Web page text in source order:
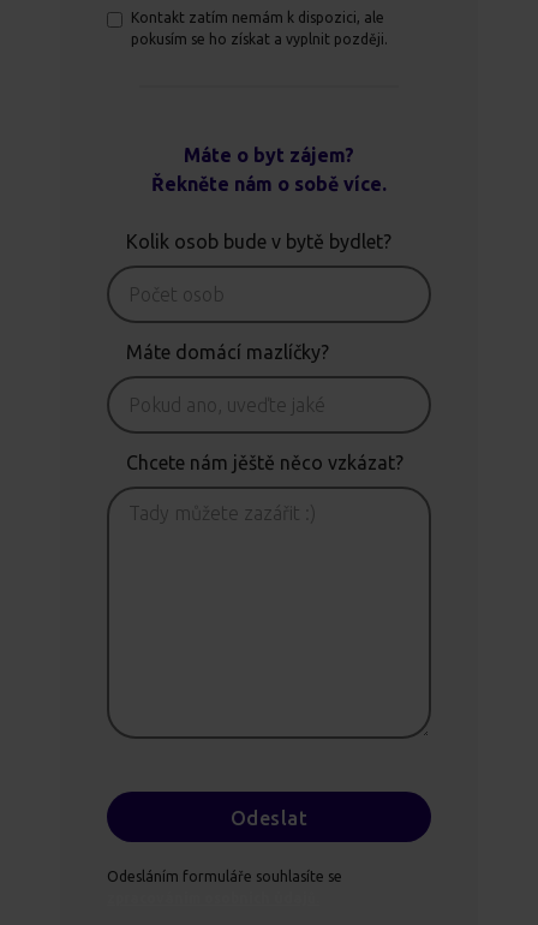
Kontakt zatím nemám k dispozici, ale
pokusím se ho získat a vyplnit později.
Máte o byt zájem?
Řekněte nám o sobě více.
Kolik osob bude v bytě bydlet?
Máte domácí mazlíčky?
Chcete nám jěště něco vzkázat?
Odesláním formuláře souhlasíte se